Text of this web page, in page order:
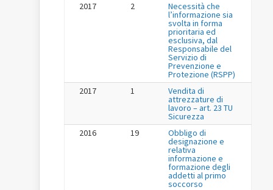
2017
2 Necessità che
l’informazione sia
svolta in forma
prioritaria ed
esclusiva, dal
Responsabile del
Servizio di
Prevenzione e
Protezione (RSPP)
2017
1 Vendita di
attrezzature di
lavoro – art. 23 TU
Sicurezza
2016
19 Obbligo di
designazione e
relativa
informazione e
formazione degli
addetti al primo
soccorso